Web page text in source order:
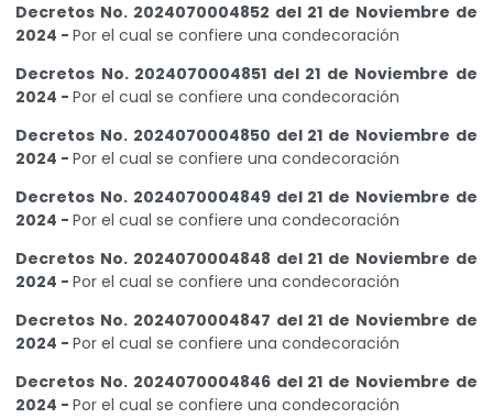
Decretos No. 2024070004852 del 21 de Noviembre de
2024 - Por el cual se confiere una condecoración
Decretos No. 2024070004851 del 21 de Noviembre de
2024 - Por el cual se confiere una condecoración
Decretos No. 2024070004850 del 21 de Noviembre de
2024 - Por el cual se confiere una condecoración
Decretos No. 2024070004849 del 21 de Noviembre de
2024 - Por el cual se confiere una condecoración
Decretos No. 2024070004848 del 21 de Noviembre de
2024 - Por el cual se confiere una condecoración
Decretos No. 2024070004847 del 21 de Noviembre de
2024 - Por el cual se confiere una condecoración
Decretos No. 2024070004846 del 21 de Noviembre de
2024 - Por el cual se confiere una condecoración